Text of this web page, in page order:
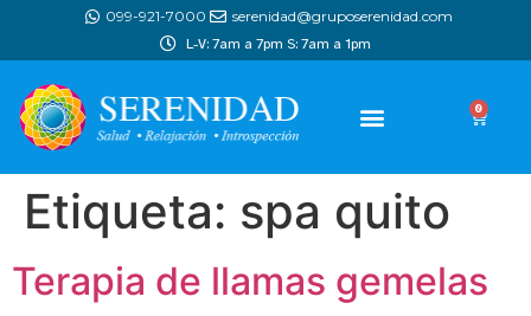
099-921-7000 serenidad@gruposerenidad.com
L-V: 7am a 7pm S: 7am a 1pm
0
Etiqueta: spa quito
Terapia de llamas gemelas